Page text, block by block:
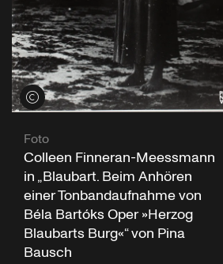
Credits öffnen
Foto
Colleen Finneran-Meessmann
in „Blaubart. Beim Anhören
einer Tonbandaufnahme von
Béla Bartóks Oper »Herzog
Blaubarts Burg«“ von Pina
Bausch